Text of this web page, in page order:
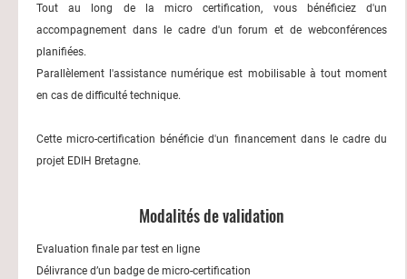
Tout au long de la micro certification, vous bénéficiez d'un
accompagnement dans le cadre d'un forum et de webconférences
planifiées.
Parallèlement l'assistance numérique est mobilisable à tout moment
en cas de difficulté technique.
Cette micro-certification bénéficie d'un financement dans le cadre du
projet EDIH Bretagne.
Modalités de validation
Evaluation finale par test en ligne
Délivrance d’un badge de micro-certification